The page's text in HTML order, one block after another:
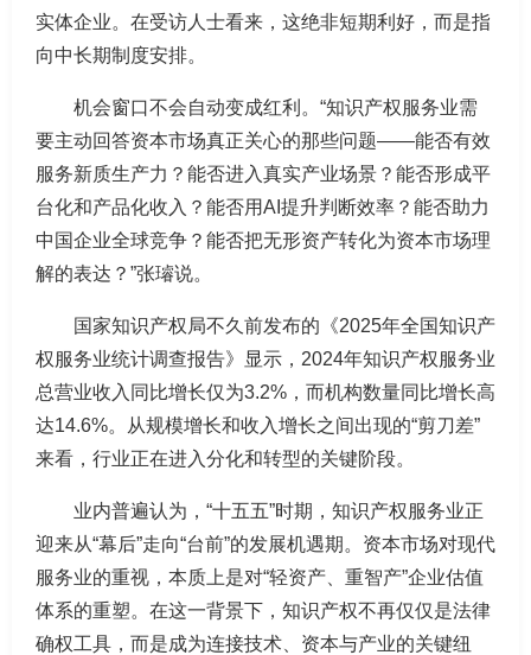
实体企业。在受访人士看来，这绝非短期利好，而是指
向中长期制度安排。
机会窗口不会自动变成红利。“知识产权服务业需
要主动回答资本市场真正关心的那些问题——能否有效
服务新质生产力？能否进入真实产业场景？能否形成平
台化和产品化收入？能否用AI提升判断效率？能否助力
中国企业全球竞争？能否把无形资产转化为资本市场理
解的表达？”张璿说。
国家知识产权局不久前发布的《2025年全国知识产
权服务业统计调查报告》显示，2024年知识产权服务业
总营业收入同比增长仅为3.2%，而机构数量同比增长高
达14.6%。从规模增长和收入增长之间出现的“剪刀差”
来看，行业正在进入分化和转型的关键阶段。
业内普遍认为，“十五五”时期，知识产权服务业正
迎来从“幕后”走向“台前”的发展机遇期。资本市场对现代
服务业的重视，本质上是对“轻资产、重智产”企业估值
体系的重塑。在这一背景下，知识产权不再仅仅是法律
确权工具，而是成为连接技术、资本与产业的关键纽